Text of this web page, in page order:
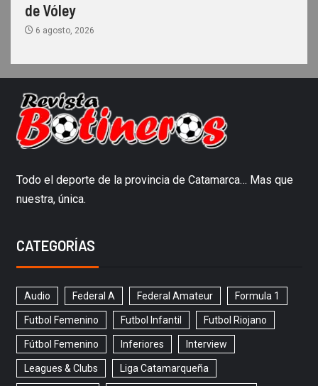
de Vóley
6 agosto, 2026
Todo el deporte de la provincia de Catamarca… Mas que
nuestra, única.
CATEGORÍAS
Audio Federal A Federal Amateur Formula 1
Futbol Femenino Futbol Infantil Futbol Riojano
Fútbol Femenino Inferiores Interview
Leagues & Clubs Liga Catamarqueña